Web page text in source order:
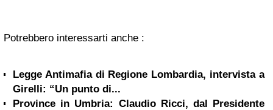
Potrebbero interessarti anche :
Legge Antimafia di Regione Lombardia, intervista a
Girelli: “Un punto di...
Province in Umbria: Claudio Ricci, dal Presidente